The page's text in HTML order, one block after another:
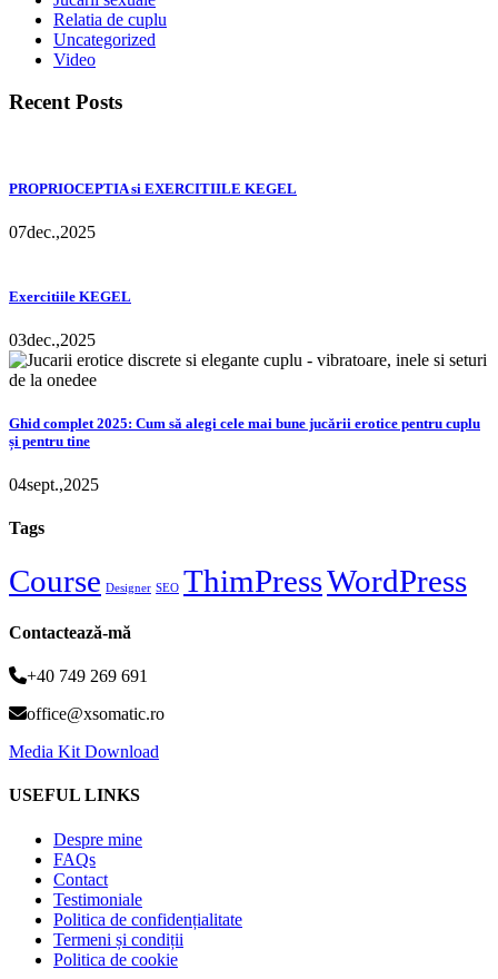
Relatia de cuplu
Uncategorized
Video
Recent Posts
PROPRIOCEPTIA si EXERCITIILE KEGEL
07dec.,2025
Exercitiile KEGEL
03dec.,2025
Ghid complet 2025: Cum să alegi cele mai bune jucării erotice pentru cuplu
și pentru tine
04sept.,2025
Tags
Course Designer SEO ThimPressWordPress
Contactează-mă
+40 749 269 691
office@xsomatic.ro
Media Kit Download
USEFUL LINKS
Despre mine
FAQs
Contact
Testimoniale
Politica de confidențialitate
Termeni și condiții
Politica de cookie